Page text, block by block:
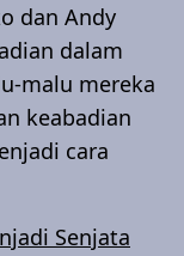
dan Andy
dalam
malu mereka
keabadian
cara
Senjata